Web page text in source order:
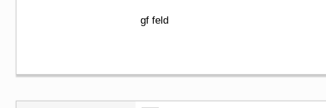
gf feld